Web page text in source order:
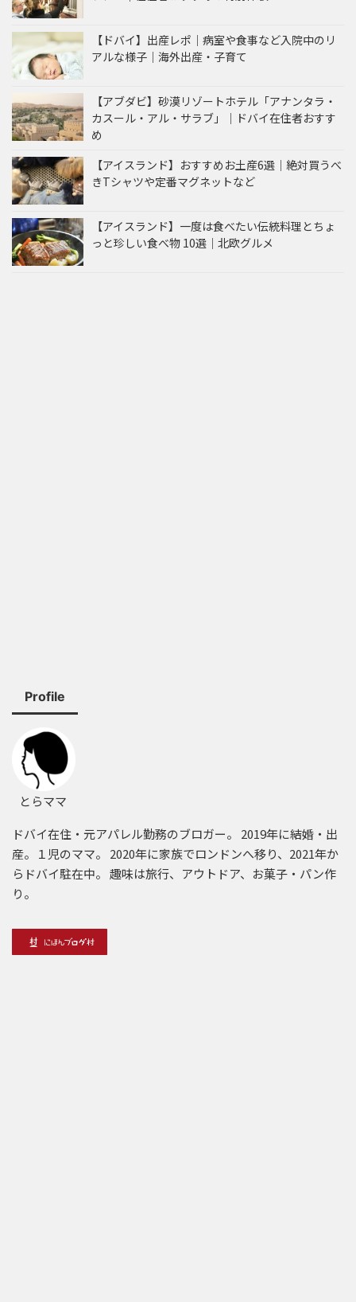
【ドバイ】出産レポ｜病室や食事など入院中のリ
アルな様子｜海外出産・子育て
【アブダビ】砂漠リゾートホテル「アナンタラ・
カスール・アル・サラブ」｜ドバイ在住者おすす
め
【アイスランド】おすすめお土産6選｜絶対買うべ
きTシャツや定番マグネットなど
【アイスランド】一度は食べたい伝統料理とちょ
っと珍しい食べ物 10選｜北欧グルメ
Profile
とらママ
ドバイ在住・元アパレル勤務のブロガー。 2019年に結婚・出
産。１児のママ。 2020年に家族でロンドンへ移り、2021年か
らドバイ駐在中。 趣味は旅行、アウトドア、お菓子・パン作
り。